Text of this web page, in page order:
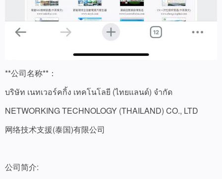
**公司名称**：
บริษัท เนทเวอร์คกิ้ง เทคโนโลยี (ไทยแลนด์) จำกัด
NETWORKING TECHNOLOGY (THAILAND) CO., LTD
网络技术支援(泰国)有限公司
公司简介: